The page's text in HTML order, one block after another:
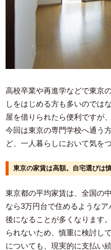
高校卒業や再進学などで東京
しをはじめる方も多いのでは
屋を借りられたら便利ですが
今回は東京の専門学校へ通う
ど、一人暮らしにおいて気を
東京の家賃は高額。自宅選びは
東京都の平均家賃は、全国の
なら3万円台で住めるような
後になることが多くなります
られないため、慎重に検討し
についても、現実的に支払い